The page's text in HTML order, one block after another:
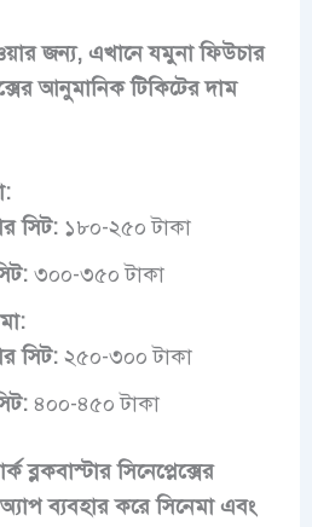
জন্য, এখানে যমুনা ফিউচার
আনুমানিক টিকিটের দাম
সিট:১৮০-২৫০ টাকা
৩০০-৩৫০ টাকা
সিট:২৫০-৩০০ টাকা
৪০০-৪৫০ টাকা
সিনেপ্লেক্সের
ব্যবহার করে সিনেমা এবং